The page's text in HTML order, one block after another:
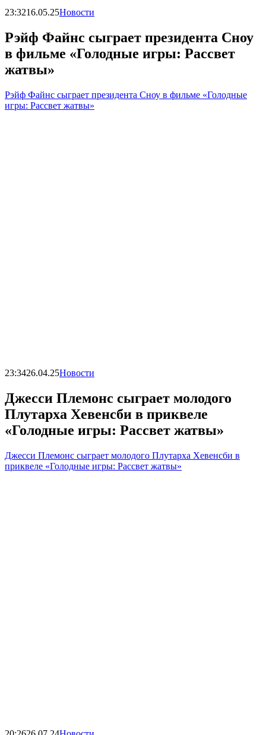
23:3216.05.25Новости
Рэйф Файнс сыграет президента Сноу
в фильме «Голодные игры: Рассвет
жатвы»
Рэйф Файнс сыграет президента Сноу в фильме «Голодные
игры: Рассвет жатвы»
23:3426.04.25Новости
Джесси Племонс сыграет молодого
Плутарха Хевенсби в приквеле
«Голодные игры: Рассвет жатвы»
Джесси Племонс сыграет молодого Плутарха Хевенсби в
приквеле «Голодные игры: Рассвет жатвы»